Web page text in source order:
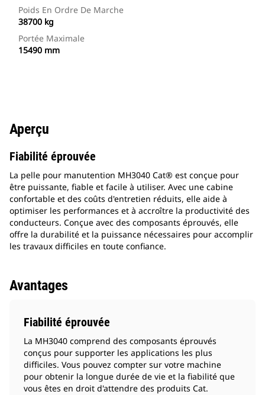
Poids En Ordre De Marche
38700 kg
Portée Maximale
15490 mm
Aperçu
Fiabilité éprouvée
La pelle pour manutention MH3040 Cat® est conçue pour
être puissante, fiable et facile à utiliser. Avec une cabine
confortable et des coûts d'entretien réduits, elle aide à
optimiser les performances et à accroître la productivité des
conducteurs. Conçue avec des composants éprouvés, elle
offre la durabilité et la puissance nécessaires pour accomplir
les travaux difficiles en toute confiance.
Avantages
Fiabilité éprouvée
La MH3040 comprend des composants éprouvés
conçus pour supporter les applications les plus
difficiles. Vous pouvez compter sur votre machine
pour obtenir la longue durée de vie et la fiabilité que
vous êtes en droit d'attendre des produits Cat.